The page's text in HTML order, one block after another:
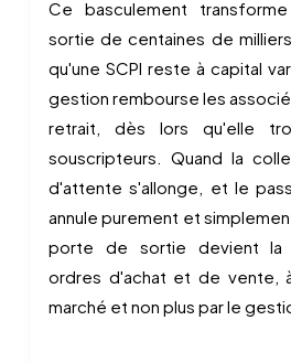
Ce basculement
sortie de centaines de
qu'une SCPI reste à capital
gestion rembourse les
retrait, dès lors qu'elle
souscripteurs. Quand la
d'attente s'allonge, et le
annule purement et
porte de sortie devient la
ordres d'achat et de vente,
marché et non plus par le